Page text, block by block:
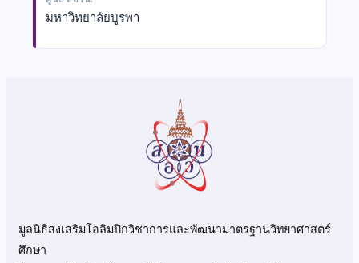
มหาวิทยาลัยบูรพา
มูลนิธิส่งเสริมโอลิมปิกวิชาการและพัฒนามาตรฐานวิทยาศาสตร์
ศึกษา